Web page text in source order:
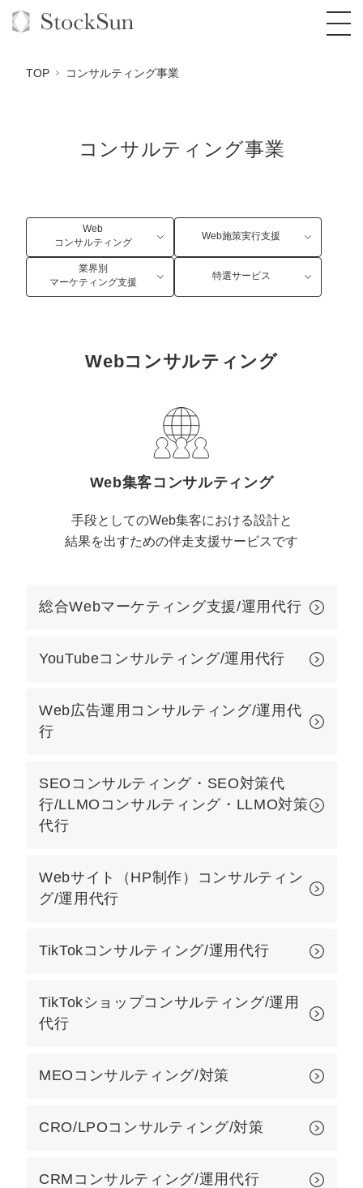
オーダーメイド支援
コンサルタント一覧
品質ガイドライン
社内コンペ
定額制Webマーケティング代行『マキトルく
定額制営業代行『カリトルくん』
営業改善特化の動画制作『動画でカリトルく
定額LINE運用代行『LINEマキトルくん』
オリジナルサービス
格安でAI導入支援『あいのりAI』
拡散付1日密着動画制作『まるごと社長』
定額制LP制作・改善『最強LP』
実績
お役立ち資料
オンラインサロン
StockSun道場
道場TOP
エンジニア
年収エージェント
ミッション・ビジョン・バリュー
代表メッセージ（岩野圭佑）
取締役メッセージ（株本祐己）
認定パートナー
インターン
マーケマネージャー
常勤監査役
募集要項一覧
TOP コンサルティング事業
コンサルティング事業
Web
コンサルティング
Web施策実行支援
業界別
マーケティング支援
特選サービス
Webコンサルティング
Web集客コンサルティング
手段としてのWeb集客における設計と
結果を出すための伴走支援サービスです
総合Webマーケティング支援/運用代行
YouTubeコンサルティング/運用代行
Web広告運用コンサルティング/運用代
行
SEOコンサルティング・SEO対策代
行/LLMOコンサルティング・LLMO対策
代行
Webサイト（HP制作）コンサルティン
グ/運用代行
TikTokコンサルティング/運用代行
TikTokショップコンサルティング/運用
代行
MEOコンサルティング/対策
CRO/LPOコンサルティング/対策
CRMコンサルティング/運用代行